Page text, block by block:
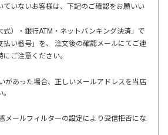
ていないお客様は、下記のご確認をお願いい
式）・銀行ATM・ネットバンキング決済」で
払い番号」を、 注文後の確認メールにてご連
ご注意ください。
があった場合、正しいメールアドレスを当店
メールフィルターの設定により受信拒否にな